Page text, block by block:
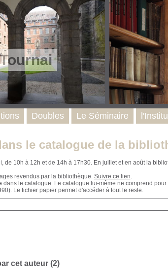
le catalogue de la
de 10h à 12h et de 14h à 17h30. En juillet et en août la
revendus par la bibliothèque. Suivre ce lien.
dans le catalogue. Le catalogue lui-même ne comprend
Le fichier papier permet d'accéder à tout le reste.
cet auteur (2)
Doubles Le Séminaire